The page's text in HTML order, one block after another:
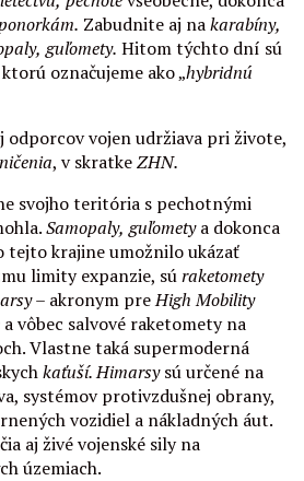
Zabudnite aj nakarabíny,
guľomety. Hitom týchto dní sú
označujeme ako „hybridnú
odporcov vojen udržiava pri živote,
, v skratkeZHN.
svojho teritória s pechotnými
Samopaly, guľometya dokonca
tejto krajine umožnilo ukázať
limity expanzie, súraketomety
– akronym preHigh Mobility
a vôbec salvové raketomety na
Vlastne taká supermoderná
kaťuší. Himarsysú určené na
systémov protivzdušnej obrany,
vozidiel a nákladných áut.
aj živé vojenské sily na
územiach.